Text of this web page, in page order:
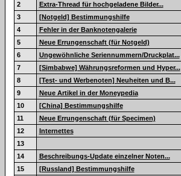
2
Extra-Thread für hochgeladene Bilder...
3
[Notgeld] Bestimmungshilfe
4
Fehler in der Banknotengalerie
5
Neue Errungenschaft (für Notgeld)
6
Ungewöhnliche Seriennummern/Druckplat...
7
[Simbabwe] Währungsreformen und Hyper...
8
[Test- und Werbenoten] Neuheiten und B...
9
Neue Artikel in der Moneypedia
10
[China] Bestimmungshilfe
11
Neue Errungenschaft (für Specimen)
12
Internettes
13
14
Beschreibungs-Update einzelner Noten...
15
[Russland] Bestimmungshilfe